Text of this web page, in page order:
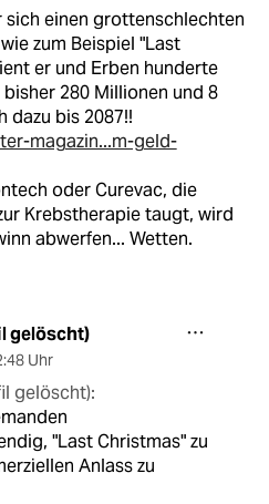
sich einen grottenschlechten
zum Beispiel "Last
er und Erben hunderte
280 Millionen und 8
dazu bis 2087!!
magazin...m-geld-
oder Curevac, die
Krebstherapie taugt, wird
abwerfen... Wetten.
gelöscht)
Uhr
gelöscht):
"Last Christmas" zu
Anlass zu